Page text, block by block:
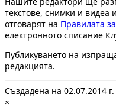
текстове, снимки и видеа
отговарят на Правилата
електронното списание
Публикуването на
редакцията.
Създадена на 02.07.2014 г.
×